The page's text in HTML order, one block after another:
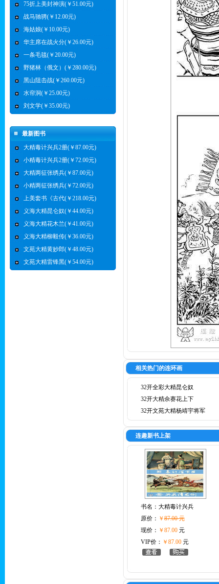
75折上美封神演(￥51.00元)
战马驰骋(￥12.00元)
海姑娘(￥10.00元)
华主席在战火分(￥26.00元)
一条毛毯(￥20.00元)
野猪林（俄文）(￥280.00元)
黑山阻击战(￥260.00元)
水帘洞(￥25.00元)
刘文学(￥35.00元)
最新图书
大精毒计兴兵2册(￥87.00元)
小精毒计兴兵2册(￥72.00元)
大精两征张绣兵(￥87.00元)
小精两征张绣兵(￥72.00元)
上美套书《古代(￥218.00元)
义海大精昆仑奴(￥44.00元)
义海大精花木兰(￥41.00元)
义海大精柳毅传(￥36.00元)
文苑大精黄妙郎(￥48.00元)
文苑大精雷锋黑(￥54.00元)
相关热门的连环画
32开全彩大精昆仑奴
32开大精佘赛花上下
32开文苑大精杨靖宇将军
连趣新书上架
书名： 大精毒计兴兵
原价： ￥87.00 元
现价： ￥87.00元
VIP价： ￥87.00元